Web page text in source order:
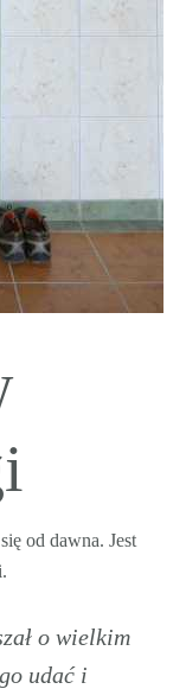
od dawna. Jest
o wielkim
udać i